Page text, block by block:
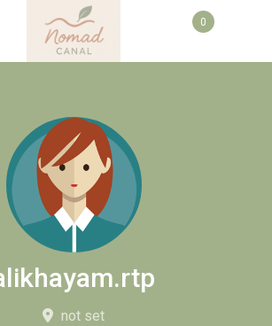
0
not set